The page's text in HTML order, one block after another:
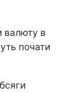
валюту в
почати